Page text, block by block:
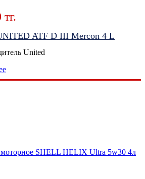
ATF D III Mercon 4 L
United